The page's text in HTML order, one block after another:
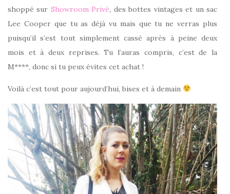
shoppé sur Showroom Privé, des bottes vintages et un sac
Lee Cooper que tu as déjà vu mais que tu ne verras plus
puisqu’il s’est tout simplement cassé après à peine deux
mois et à deux reprises. Tu l’auras compris, c’est de la
M****, donc si tu peux évites cet achat !
Voilà c’est tout pour aujourd’hui, bises et à demain